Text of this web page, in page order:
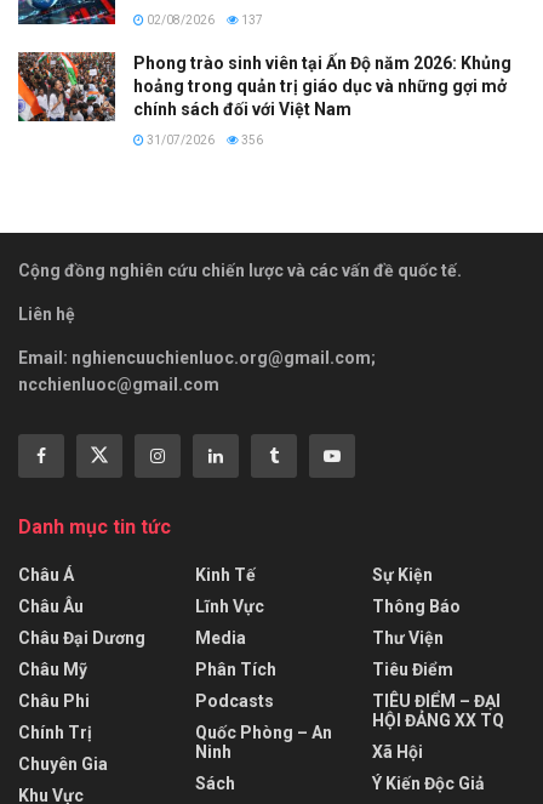
02/08/2026 137
Phong trào sinh viên tại Ấn Độ năm 2026: Khủng
hoảng trong quản trị giáo dục và những gợi mở
chính sách đối với Việt Nam
31/07/2026 356
Cộng đồng nghiên cứu chiến lược và các vấn đề quốc tế.
Liên hệ
Email: nghiencuuchienluoc.org@gmail.com;
ncchienluoc@gmail.com
Danh mục tin tức
Châu Á
Châu Âu
Châu Đại Dương
Châu Mỹ
Châu Phi
Chính Trị
Chuyên Gia
Khu Vực
Kinh Tế
Lĩnh Vực
Media
Phân Tích
Podcasts
Quốc Phòng – An
Ninh
Sách
Sự Kiện
Thông Báo
Thư Viện
Tiêu Điểm
TIÊU ĐIỂM – ĐẠI
HỘI ĐẢNG XX TQ
Xã Hội
Ý Kiến Độc Giả